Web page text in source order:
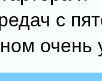
с
очень